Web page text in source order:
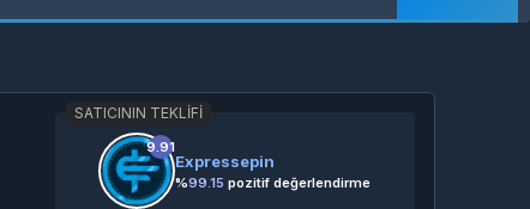
SATICININ TEKLIFI
9.91
Expressepin
%99.15 pozitif değerlendirme